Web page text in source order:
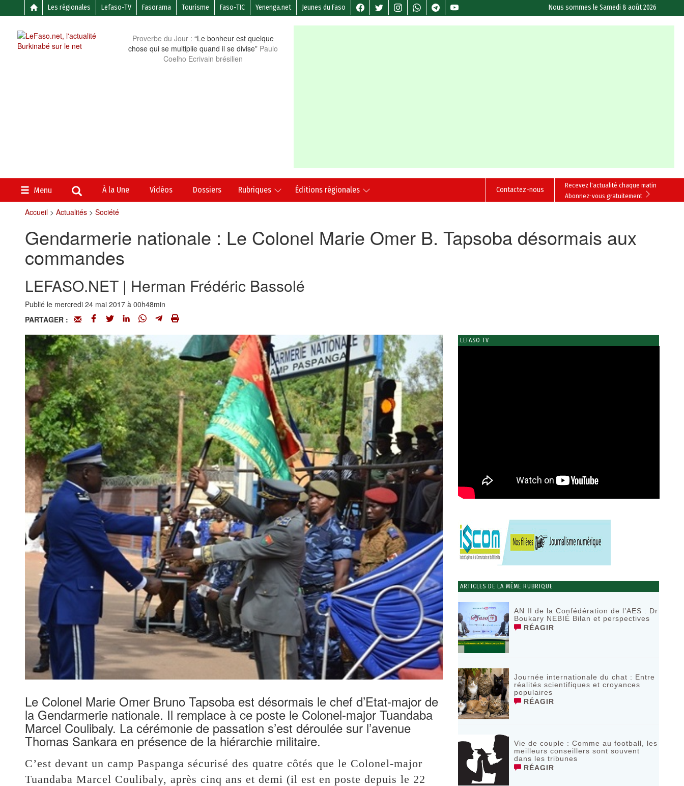
Les régionales Lefaso-TV Fasorama Tourisme Faso-TIC Yenenga.net Jeunes du Faso Nous sommes leSamedi 8 août 2026
Proverbe du Jour : “Le bonheur est quelque
chose qui se multiplie quand il se divise” Paulo
Coelho Ecrivain brésilien
Menu À la Une Vidéos Dossiers Rubriques Éditions régionales
Recevez l'actualité chaque matin
Abonnez-vous gratuitement
Contactez-nous
Accueil> Actualités> Société
Gendarmerie nationale : Le Colonel Marie Omer B. Tapsoba désormais aux
commandes
LEFASO.NET | Herman Frédéric Bassolé
Publié le mercredi 24 mai 2017 à 00h48min
PARTAGER :
Le Colonel Marie Omer Bruno Tapsoba est désormais le chef d’Etat-major de
la Gendarmerie nationale. Il remplace à ce poste le Colonel-major Tuandaba
Marcel Coulibaly. La cérémonie de passation s’est déroulée sur l’avenue
Thomas Sankara en présence de la hiérarchie militaire.
C’est devant un camp Paspanga sécurisé des quatre côtés que le Colonel-major
Tuandaba Marcel Coulibaly, après cinq ans et demi (il est en poste depuis le 22
LEFASO TV
ARTICLES DE LA MÊME RUBRIQUE
AN II de la Confédération de l’AES : Dr
Boukary NEBIÉ Bilan et perspectives
RÉAGIR
Journée internationale du chat : Entre
réalités scientifiques et croyances
populaires
RÉAGIR
Vie de couple : Comme au football, les
meilleurs conseillers sont souvent
dans les tribunes
RÉAGIR